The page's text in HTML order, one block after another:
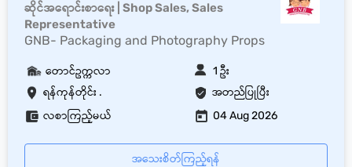
ဆိုင်အရောင်းစာရေး | Shop Sales, Sales
Representative
GNB- Packaging and Photography Props
ရန်ကုန်တိုင်း . အတည်ပြုပြီး
တောင်ဥက္ကလာ 1 ဦး
လစာကြည့်မယ် 04 Aug 2026
အသေးစိတ်ကြည့်ရန်